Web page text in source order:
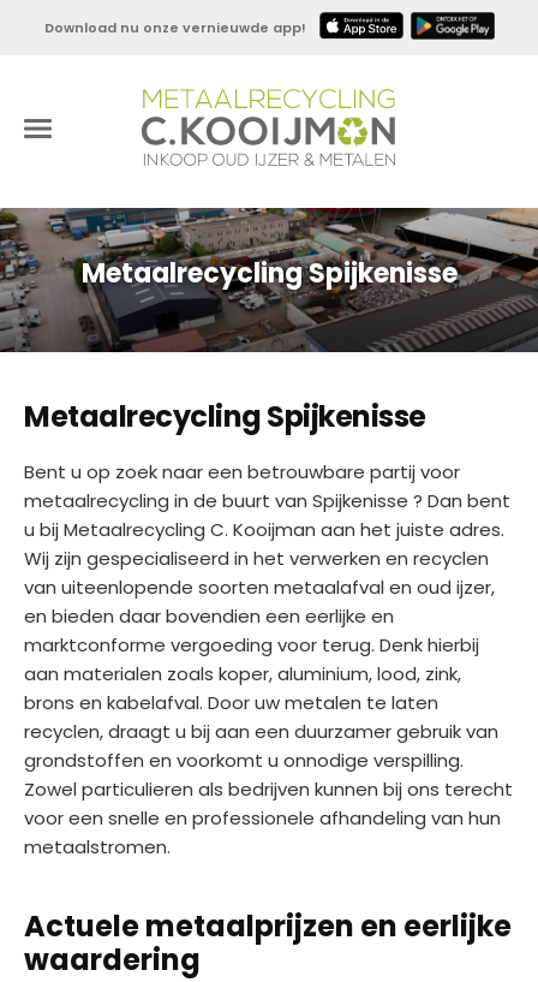
Download nu onze vernieuwde app!
Metaalrecycling Spijkenisse
Metaalrecycling Spijkenisse
Bent u op zoek naar een betrouwbare partij voor
metaalrecycling in de buurt van Spijkenisse ? Dan bent
u bij Metaalrecycling C. Kooijman aan het juiste adres.
Wij zijn gespecialiseerd in het verwerken en recyclen
van uiteenlopende soorten metaalafval en oud ijzer,
en bieden daar bovendien een eerlijke en
marktconforme vergoeding voor terug. Denk hierbij
aan materialen zoals koper, aluminium, lood, zink,
brons en kabelafval. Door uw metalen te laten
recyclen, draagt u bij aan een duurzamer gebruik van
grondstoffen en voorkomt u onnodige verspilling.
Zowel particulieren als bedrijven kunnen bij ons terecht
voor een snelle en professionele afhandeling van hun
metaalstromen.
Actuele metaalprijzen en eerlijke
waardering